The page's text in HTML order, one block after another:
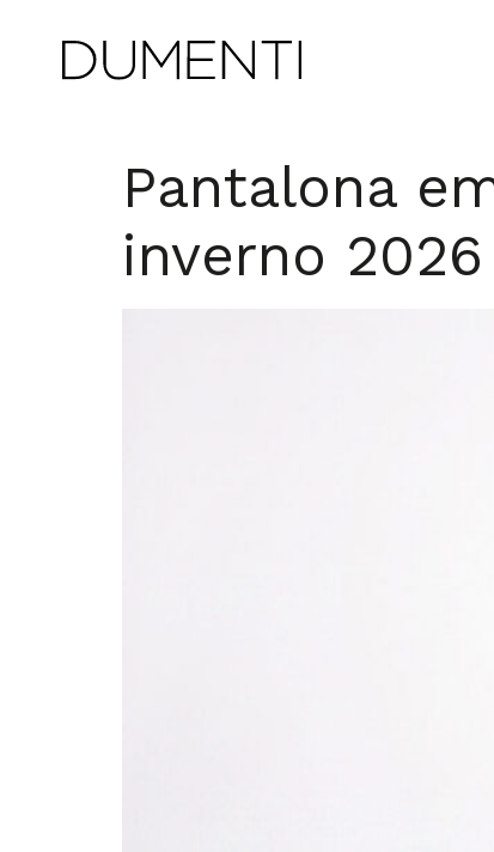
Pantalona
inverno 2026